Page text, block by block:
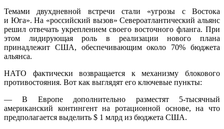
Темами двухдневной встречи стали «угрозы с Востока
и Юга». На «российский вызов» Североатлантический альянс
решил отвечать укреплением своего восточного фланга. При
этом лидирующая роль в реализации нового плана
принадлежит США, обеспечивающим около 70% бюджета
альянса.
НАТО фактически возвращается к механизму блокового
противостояния. Вот как выглядят его ключевые пункты:
— В Европе дополнительно разместят 5-тысячный
американский контингент на ротационной основе, на что
предполагается выделить $ 1 млрд из бюджета США.